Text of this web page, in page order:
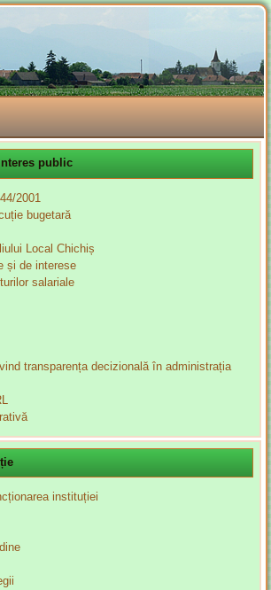
public
2001
bugetară
Local Chichiș
și de interese
salariale
transparența decizională în administrația
instituției